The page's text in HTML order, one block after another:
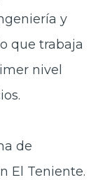
y
que trabaja
nivel
de
El Teniente.